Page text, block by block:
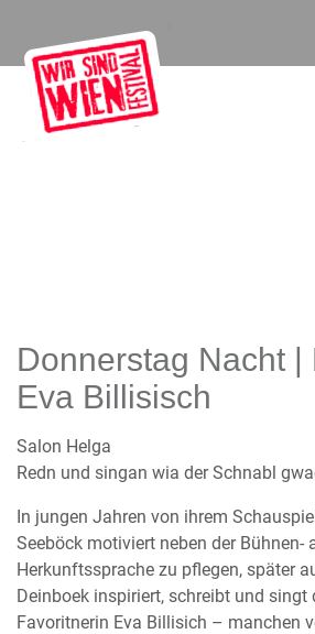
Donnerstag Nacht |
Eva Billisisch
Salon Helga
Redn und singan wia der Schnabl
In jungen Jahren von ihrem
Seeböck motiviert neben der Bühnen-
Herkunftssprache zu pflegen, später
Deinboek inspiriert, schreibt und singt
Favoritnerin Eva Billisich – manchen